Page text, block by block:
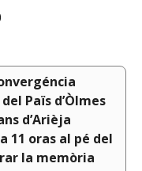
Païs d’Òlmes
d’Arièja
11 oras al pé del
la memòria